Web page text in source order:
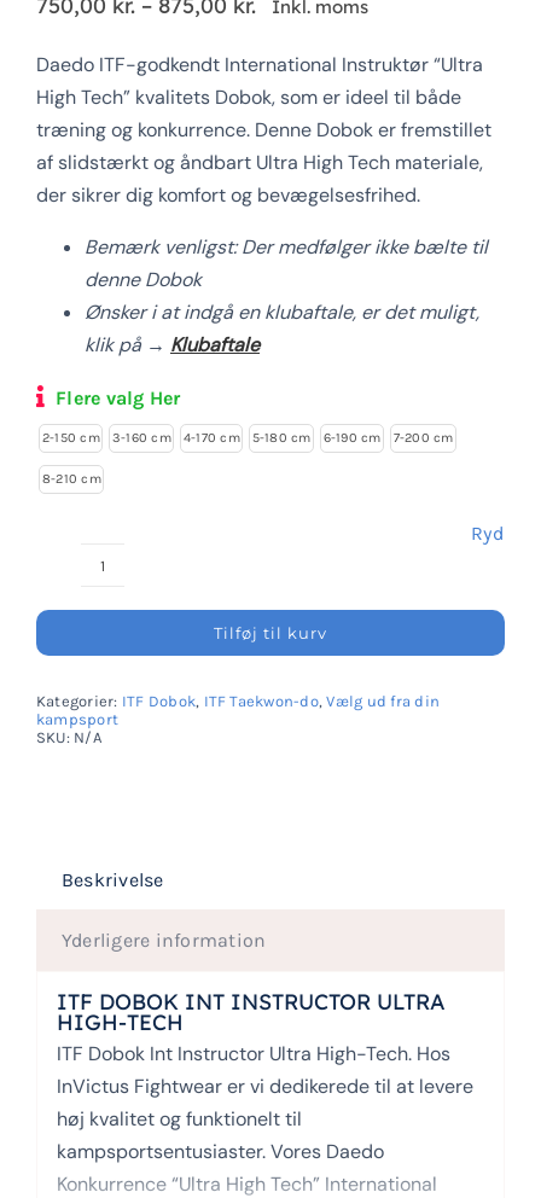
Nyheder
Login Klubaftale
til
875,00 kr.
Inkl. moms
Daedo ITF-godkendt International Instruktør “Ultra
High Tech” kvalitets Dobok, som er ideel til både
træning og konkurrence. Denne Dobok er fremstillet
af slidstærkt og åndbart Ultra High Tech materiale,
der sikrer dig komfort og bevægelsesfrihed.
Bemærk venligst: Der medfølger ikke bælte til
denne Dobok
Ønsker i at indgå en klubaftale, er det muligt,
klik på → Klubaftale
Flere valg Her
2-150 cm 3-160 cm 4-170 cm 5-180 cm 6-190 cm 7-200 cm
8-210 cm
Ryd
Dobok
Int
Ultra
Tilføj til kurv
Kategorier: ITF Dobok, ITF Taekwon-do,Vælg ud fra din
kampsport
SKU: N/A
Beskrivelse
Yderligere information
ITF DOBOK INT INSTRUCTOR ULTRA
HIGH-TECH
ITF Dobok Int Instructor Ultra High-Tech. Hos
InVictus Fightwear er vi dedikerede til at levere
høj kvalitet og funktionelt til
kampsportsentusiaster. Vores Daedo
Konkurrence “Ultra High Tech” International